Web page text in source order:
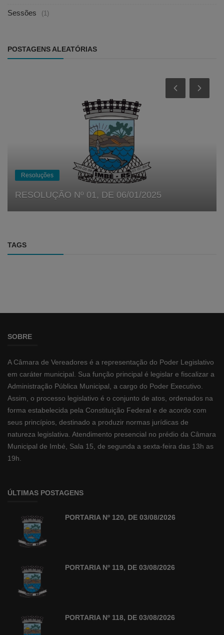
Sessões (1)
POSTAGENS ALEATÓRIAS
Resoluções
RESOLUÇÃO Nº 01, DE 06/01/2025
TAGS
SOBRE
A Câmara de Vereadores é a representação do Poder Legislativo
em caráter municipal. Sua função principal é legislar e fiscalizar a
Administração Pública Municipal, a cargo do Poder Executivo.
Assim, o processo legislativo é o conjunto de atos, ordenados na
forma estabelecida pela Constituição Federal e de acordo com
seus princípios, destinado a produzir normas jurídicas de
natureza legislativa. Atendimento presencial no prédio da Câmara
Municipal de Imbé, Sala 15, de segunda a sexta-feira das 13h as
19h.
ÚLTIMAS POSTAGENS
PORTARIA Nº 120, DE 03/08/2026
PORTARIA Nº 119, DE 03/08/2026
PORTARIA Nº 118, DE 03/08/2026